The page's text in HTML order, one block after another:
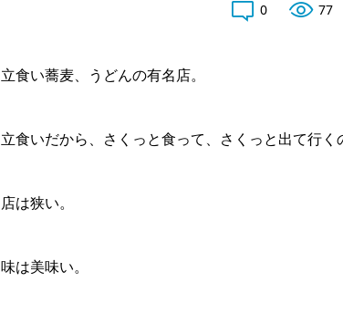
0 77
立食い蕎麦、うどんの有名店。
立食いだから、さくっと食って、さくっと出て行く
店は狭い。
味は美味い。